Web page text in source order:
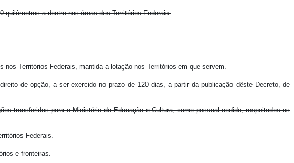
a dentro nas áreas dos Territórios Federais.
Territórios Federais, mantida a lotação nos Territórios em que servem.
de opção, a ser exercido no prazo de 120 dias, a partir da publicação dêste Decreto, de
transferidos para o Ministério da Educação e Cultura, como pessoal cedido, respeitados os
Federais.
e fronteiras.